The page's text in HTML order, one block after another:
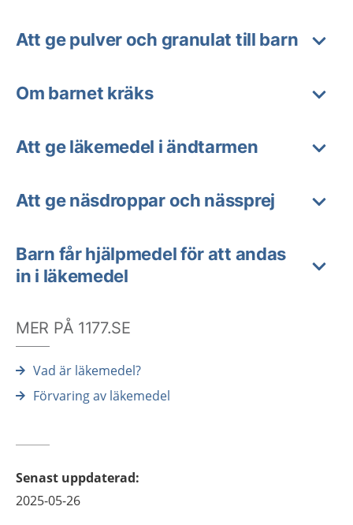
Att ge pulver och granulat till barn
Om barnet kräks
Att ge läkemedel i ändtarmen
Att ge näsdroppar och nässprej
Barn får hjälpmedel för att andas
in i läkemedel
MER PÅ 1177.SE
Vad är läkemedel?
Förvaring av läkemedel
Senast uppdaterad:
2025-05-26